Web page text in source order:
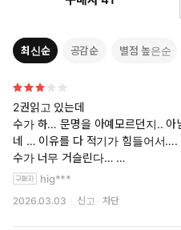
최신순 공감순 별점 높은순
2권읽고 있는데
수가 하… 문명을 아예모르던지.. 아
네 … 이유를 다 적기가 힘들어서….
수가 너무 거슬린다…
하 진짜 열심히 읽고 또 읽고 있는
그래도 끝까지
hig***
2026.03.03 신고 차단